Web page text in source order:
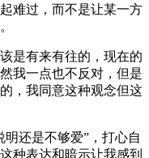
难过，而不是让某一方
是有来有往的，现在的
我一点也不反对，但是
，我同意这种观念但这
还是不够爱”，打心自
种表达和暗示让我感到